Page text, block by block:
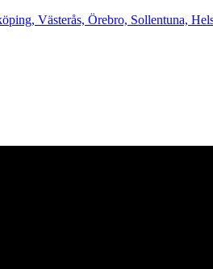
Västerås, Örebro, Sollentuna,